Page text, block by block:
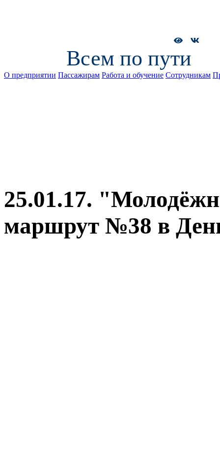
Всем по пути
О предприятии Пассажирам Работа и обучение Сотрудникам
25.01.17.
маршрут №38 в